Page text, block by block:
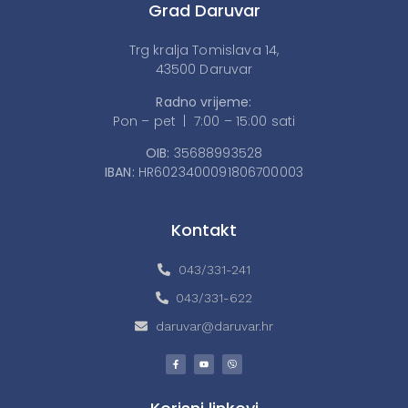
Grad Daruvar
Trg kralja Tomislava 14,
43500 Daruvar
Radno vrijeme:
Pon – pet | 7:00 – 15:00 sati
OIB: 35688993528
IBAN: HR6023400091806700003
Kontakt
043/331-241
043/331-622
daruvar@daruvar.hr